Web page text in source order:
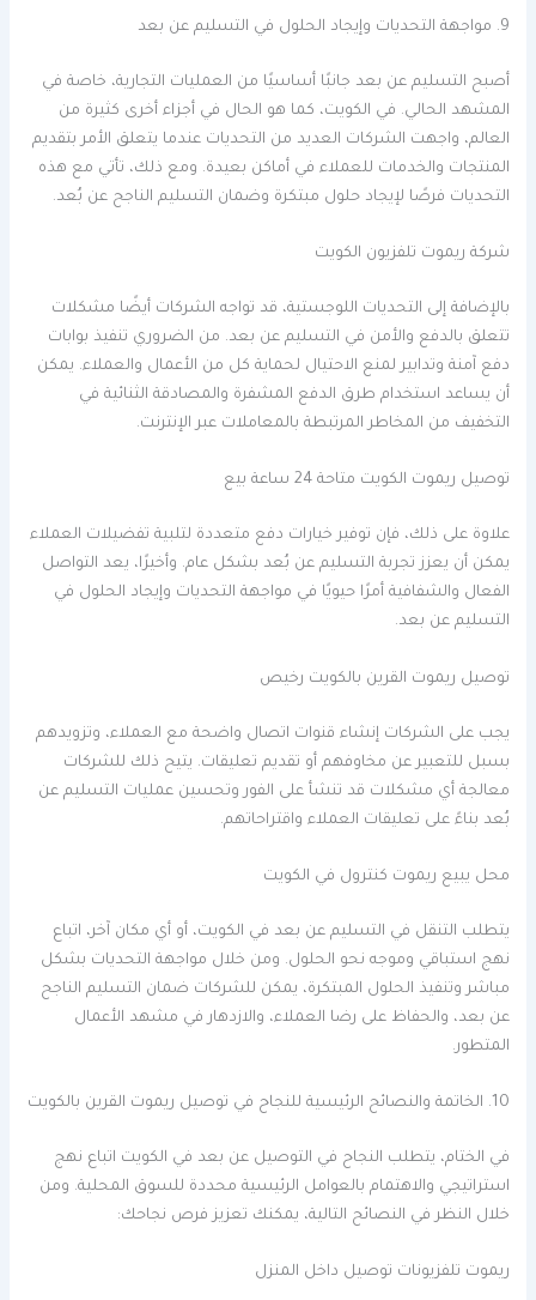
9. مواجهة التحديات وإيجاد الحلول في التسليم عن بعد
أصبح التسليم عن بعد جانبًا أساسيًا من العمليات التجارية، خاصة في
المشهد الحالي. في الكويت، كما هو الحال في أجزاء أخرى كثيرة من
العالم، واجهت الشركات العديد من التحديات عندما يتعلق الأمر بتقديم
المنتجات والخدمات للعملاء في أماكن بعيدة. ومع ذلك، تأتي مع هذه
التحديات فرصًا لإيجاد حلول مبتكرة وضمان التسليم الناجح عن بُعد.
شركة ريموت تلفزيون الكويت
بالإضافة إلى التحديات اللوجستية، قد تواجه الشركات أيضًا مشكلات
تتعلق بالدفع والأمن في التسليم عن بعد. من الضروري تنفيذ بوابات
دفع آمنة وتدابير لمنع الاحتيال لحماية كل من الأعمال والعملاء. يمكن
أن يساعد استخدام طرق الدفع المشفرة والمصادقة الثنائية في
التخفيف من المخاطر المرتبطة بالمعاملات عبر الإنترنت.
توصيل ريموت الكويت متاحة 24 ساعة بيع
علاوة على ذلك، فإن توفير خيارات دفع متعددة لتلبية تفضيلات العملاء
يمكن أن يعزز تجربة التسليم عن بُعد بشكل عام. وأخيرًا، يعد التواصل
الفعال والشفافية أمرًا حيويًا في مواجهة التحديات وإيجاد الحلول في
التسليم عن بعد.
توصيل ريموت القرين بالكويت رخيص
يجب على الشركات إنشاء قنوات اتصال واضحة مع العملاء، وتزويدهم
بسبل للتعبير عن مخاوفهم أو تقديم تعليقات. يتيح ذلك للشركات
معالجة أي مشكلات قد تنشأ على الفور وتحسين عمليات التسليم عن
بُعد بناءً على تعليقات العملاء واقتراحاتهم.
محل يبيع ريموت كنترول في الكويت
يتطلب التنقل في التسليم عن بعد في الكويت، أو أي مكان آخر، اتباع
نهج استباقي وموجه نحو الحلول. ومن خلال مواجهة التحديات بشكل
مباشر وتنفيذ الحلول المبتكرة، يمكن للشركات ضمان التسليم الناجح
عن بعد، والحفاظ على رضا العملاء، والازدهار في مشهد الأعمال
المتطور.
10. الخاتمة والنصائح الرئيسية للنجاح في توصيل ريموت القرين بالكويت
في الختام، يتطلب النجاح في التوصيل عن بعد في الكويت اتباع نهج
استراتيجي والاهتمام بالعوامل الرئيسية محددة للسوق المحلية. ومن
خلال النظر في النصائح التالية، يمكنك تعزيز فرص نجاحك:
ريموت تلفزيونات توصيل داخل المنزل